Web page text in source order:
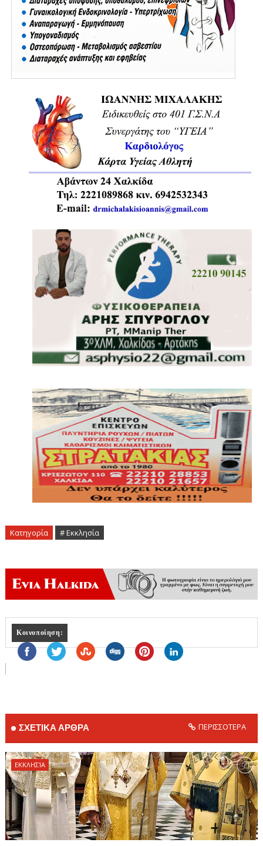
Κατηγορία # Εκκλησία
Κοινοποίηση:
ΣΧΕΤΙΚΑ ΑΡΘΡΑ ΠΕΡΙΣΣΟΤΕΡΑ
ΕΚΚΛΗΣΊΑ